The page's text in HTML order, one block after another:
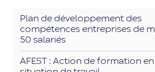
Plan de développement des
compétences entreprises de
50 salariés
AFEST : Action de formation en